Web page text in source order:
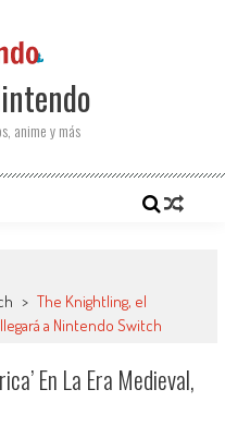
anime y más
> The Knightling, el
a Nintendo Switch
En La Era Medieval,